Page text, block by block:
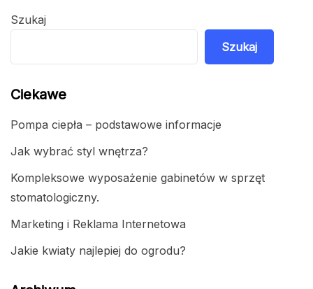
Szukaj
Szukaj
Ciekawe
Pompa ciepła – podstawowe informacje
Jak wybrać styl wnętrza?
Kompleksowe wyposażenie gabinetów w sprzęt
stomatologiczny.
Marketing i Reklama Internetowa
Jakie kwiaty najlepiej do ogrodu?